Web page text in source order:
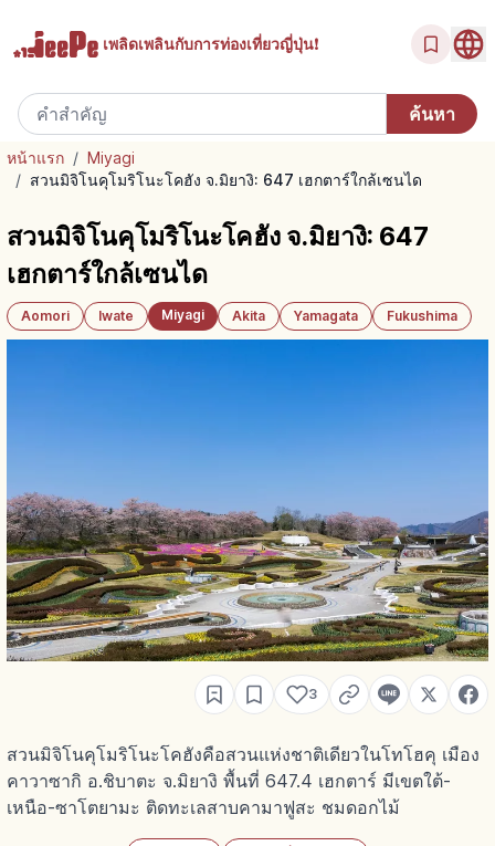
เพลิดเพลินกับการท่องเที่ยวญี่ปุ่น!
หน้าแรก / Miyagi
/ สวนมิจิโนคุโมริโนะโคฮัง จ.มิยางิ: 647 เฮกตาร์ใกล้เซนได
สวนมิจิโนคุโมริโนะโคฮัง จ.มิยางิ: 647
เฮกตาร์ใกล้เซนได
Aomori Iwate Miyagi Akita Yamagata Fukushima
3
สวนมิจิโนคุโมริโนะโคฮังคือสวนแห่งชาติเดียวในโทโฮคุ เมือง
คาวาซากิ อ.ชิบาตะ จ.มิยางิ พื้นที่ 647.4 เฮกตาร์ มีเขตใต้-
เหนือ-ซาโตยามะ ติดทะเลสาบคามาฟูสะ ชมดอกไม้